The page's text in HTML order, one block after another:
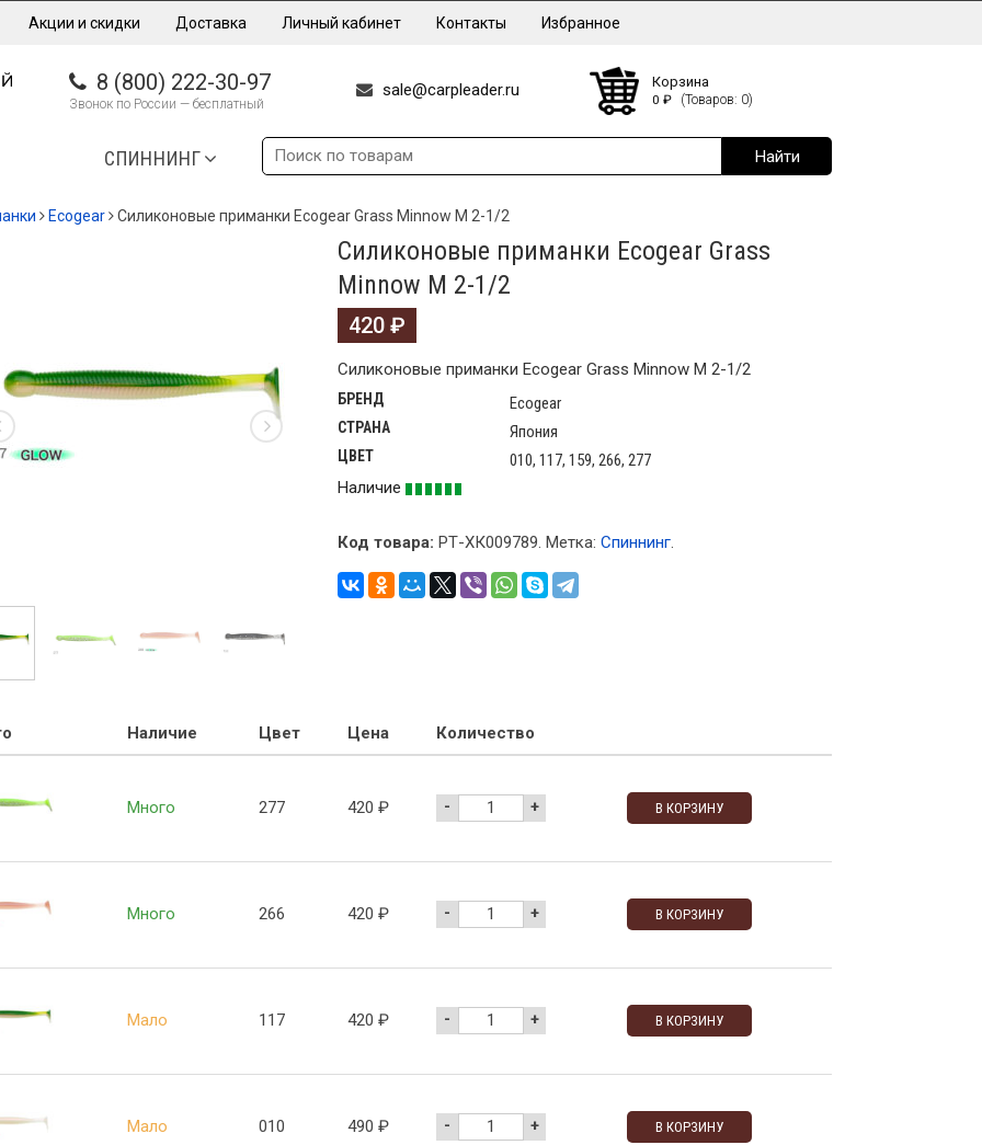
Акции и скидки Доставка Личный кабинет Контакты Избранное
8 (800) 222-30-97
Звонок по России — бесплатный
sale@carpleader.ru Корзина
0 ₽ (Товаров: 0)
СПИННИНГ
Ecogear Силиконовые приманки Ecogear Grass Minnow M 2-1/2
Силиконовые приманки Ecogear Grass
Minnow M 2-1/2
420 ₽
Силиконовые приманки Ecogear Grass Minnow M 2-1/2
БРЕНД Ecogear
СТРАНА Япония
ЦВЕТ
010, 117, 159, 266, 277
Наличие
Код товара: РТ-ХК009789. Метка: Спиннинг.
Наличие Цвет Цена Количество
Много 277 420 ₽ - + В КОРЗИНУ
Много 266 420 ₽ - + В КОРЗИНУ
Мало 117 420 ₽ - + В КОРЗИНУ
Мало 010 490 ₽ - + В КОРЗИНУ